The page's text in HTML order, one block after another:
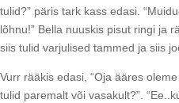
tulid?” päris tark kass edasi.
lõhnu!” Bella nuuskis pisut ringi ja
siis tulid varjulised tammed ja siis
Vurr rääkis edasi, “Oja ääres
tulid paremalt või vasakult?”.